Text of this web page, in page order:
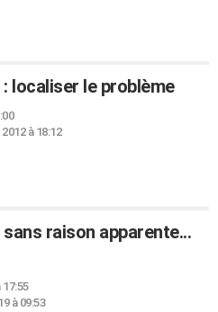
localiser le problème
à 18:12
raison apparente...
17:55
à 09:53